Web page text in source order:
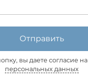
Отправить
вы даете согласие на
персональных данных